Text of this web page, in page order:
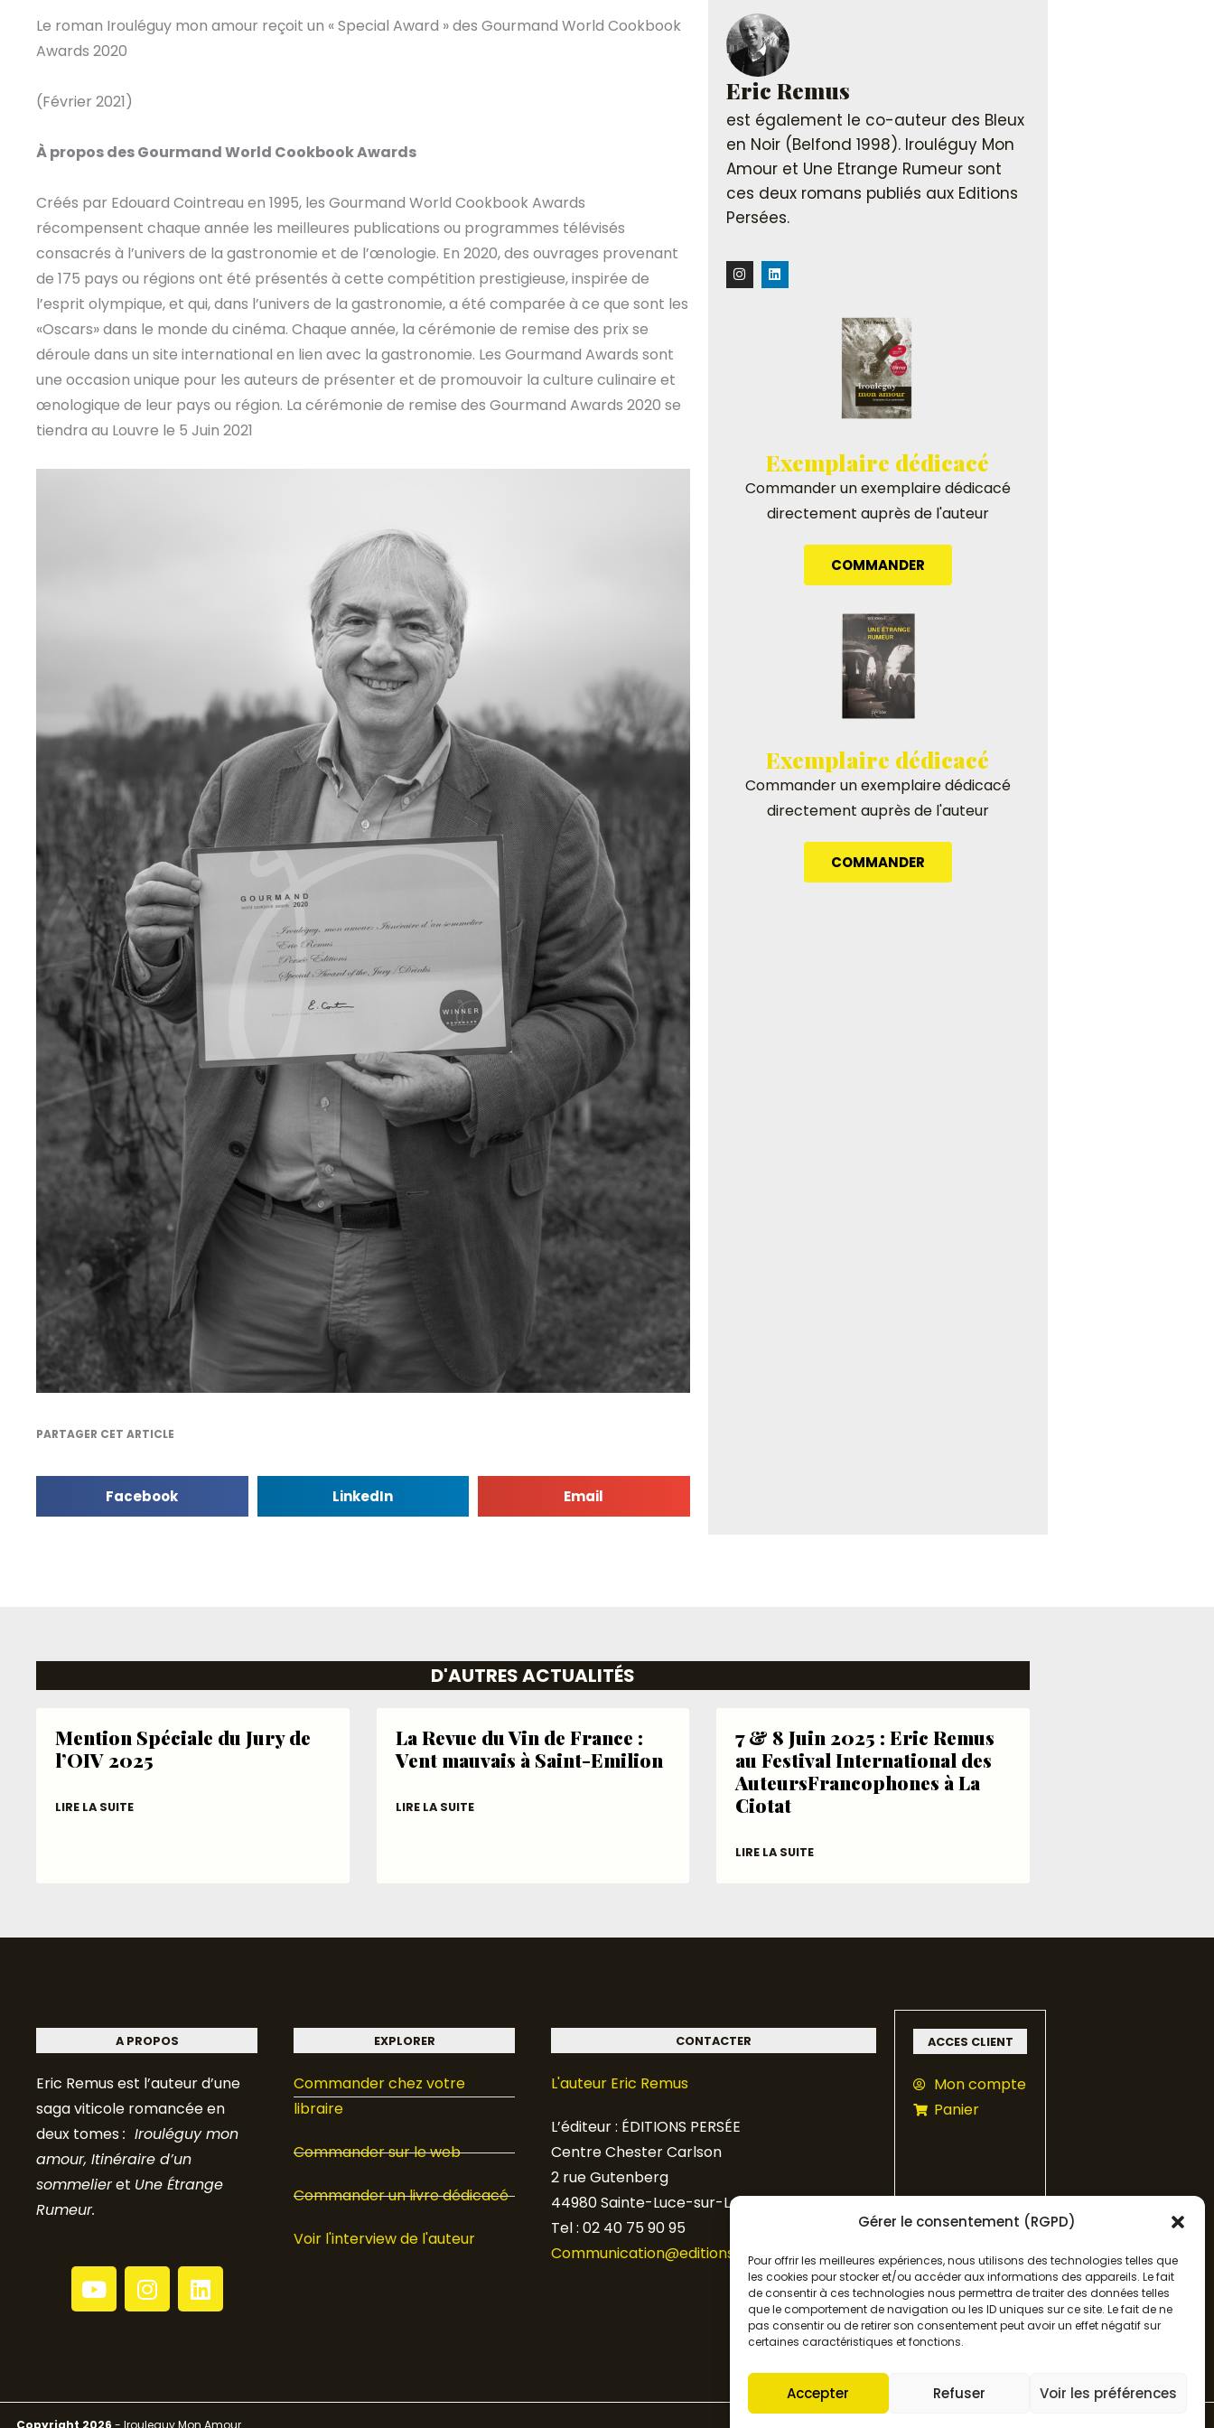
Gérer le consentement (RGPD)
Pour offrir les meilleures expériences, nous utilisons des technologies telles que
les cookies pour stocker et/ou accéder aux informations des appareils. Le fait
de consentir à ces technologies nous permettra de traiter des données telles
que le comportement de navigation ou les ID uniques sur ce site. Le fait de ne
pas consentir ou de retirer son consentement peut avoir un effet négatif sur
certaines caractéristiques et fonctions.
Accepter Refuser Voir les préférences
Le roman Irouléguy mon amour reçoit un « Special Award » des Gourmand World Cookbook
Awards 2020
(Février 2021)
À propos des Gourmand World Cookbook Awards
Créés par Edouard Cointreau en 1995, les Gourmand World Cookbook Awards
récompensent chaque année les meilleures publications ou programmes télévisés
consacrés à l’univers de la gastronomie et de l’œnologie. En 2020, des ouvrages provenant
de 175 pays ou régions ont été présentés à cette compétition prestigieuse, inspirée de
l’esprit olympique, et qui, dans l’univers de la gastronomie, a été comparée à ce que sont les
«Oscars» dans le monde du cinéma. Chaque année, la cérémonie de remise des prix se
déroule dans un site international en lien avec la gastronomie. Les Gourmand Awards sont
une occasion unique pour les auteurs de présenter et de promouvoir la culture culinaire et
œnologique de leur pays ou région. La cérémonie de remise des Gourmand Awards 2020 se
tiendra au Louvre le 5 Juin 2021
PARTAGER CET ARTICLE
Facebook LinkedIn Email
Eric Remus
est également le co-auteur des Bleux
en Noir (Belfond 1998). Irouléguy Mon
Amour et Une Etrange Rumeur sont
ces deux romans publiés aux Editions
Persées.
I
n
s
L
i
n
Exemplaire dédicacé
Commander un exemplaire dédicacé
directement auprès de l'auteur
COMMANDER
Exemplaire dédicacé
Commander un exemplaire dédicacé
directement auprès de l'auteur
COMMANDER
D'AUTRES ACTUALITÉS
Mention Spéciale du Jury de
l’OIV 2025
LIRE LA SUITE
La Revue du Vin de France :
Vent mauvais à Saint-Emilion
LIRE LA SUITE
7 & 8 Juin 2025 : Eric Remus
au Festival International des
AuteursFrancophones à La
Ciotat
LIRE LA SUITE
A PROPOS
Eric Remus est l’auteur d’une
saga viticole romancée en
deux tomes: Irouléguy mon
amour, Itinéraire d’un
sommelieret Une Étrange
Rumeur.
Y
o
u
e
I
n
s
r
L
i
n
i
EXPLORER
Commander chez votre
libraire
Commander sur le web
Commander un livre dédicacé
Voir l'interview de l'auteur
CONTACTER
L'auteur Eric Remus
L’éditeur : ÉDITIONS PERSÉE
Centre Chester Carlson
2 rue Gutenberg
44980 Sainte-Luce-sur-Loire
Tel : 02 40 75 90 95
Communication@editions-persee.fr
ACCES CLIENT
Mon compte
Panier